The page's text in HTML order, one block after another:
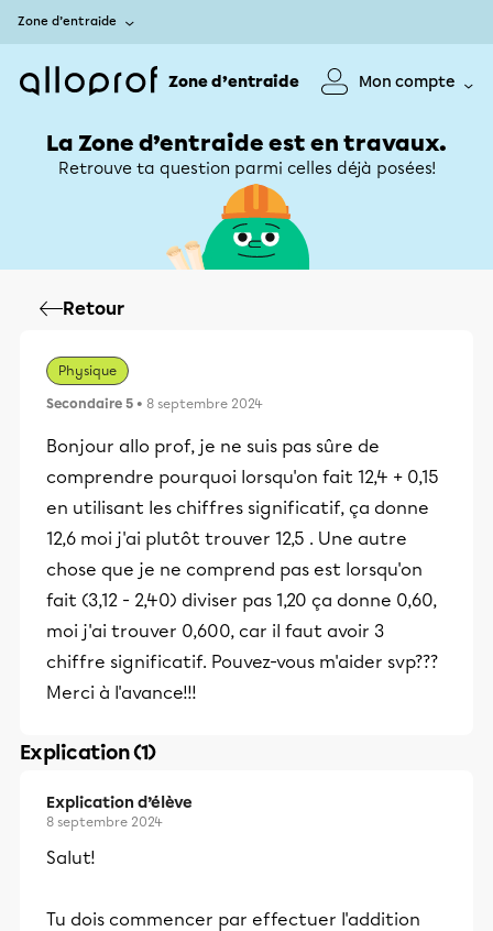
Zone d’entraide
Zone d’entraide Mon compte
La Zone d’entraide est en travaux.
Retrouve ta question parmi celles déjà posées!
Retour
Physique
Secondaire 5 • 8 septembre 2024
Bonjour allo prof, je ne suis pas sûre de
comprendre pourquoi lorsqu'on fait 12,4 + 0,15
en utilisant les chiffres significatif, ça donne
12,6 moi j'ai plutôt trouver 12,5 . Une autre
chose que je ne comprend pas est lorsqu'on
fait (3,12 - 2,40) diviser pas 1,20 ça donne 0,60,
moi j'ai trouver 0,600, car il faut avoir 3
chiffre significatif. Pouvez-vous m'aider svp???
Merci à l'avance!!!
Explication (1)
Explication d’élève
8 septembre 2024
Salut!
Tu dois commencer par effectuer l'addition